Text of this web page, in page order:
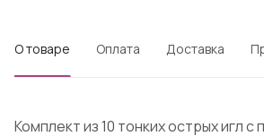
О товаре Оплата Доставка
Комплект из 10 тонких острых игл